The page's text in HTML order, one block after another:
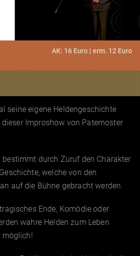
AK: 16 Euro | erm. 12 Euro
seine eigene Heldengeschichte
Improshow von Paternoster
durch Zuruf den Charakter
welche von den
auf die Bühne gebracht werden.
Ende, Komödie oder
wahre Helden zum Leben
möglich!